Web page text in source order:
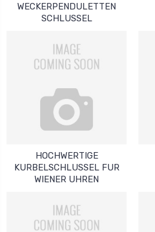
WECKERPENDULETTEN
SCHLUSSEL
HOCHWERTIGE
KURBELSCHLUSSEL FUR
WIENER UHREN